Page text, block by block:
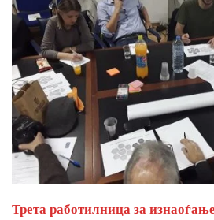
Трета работилница за